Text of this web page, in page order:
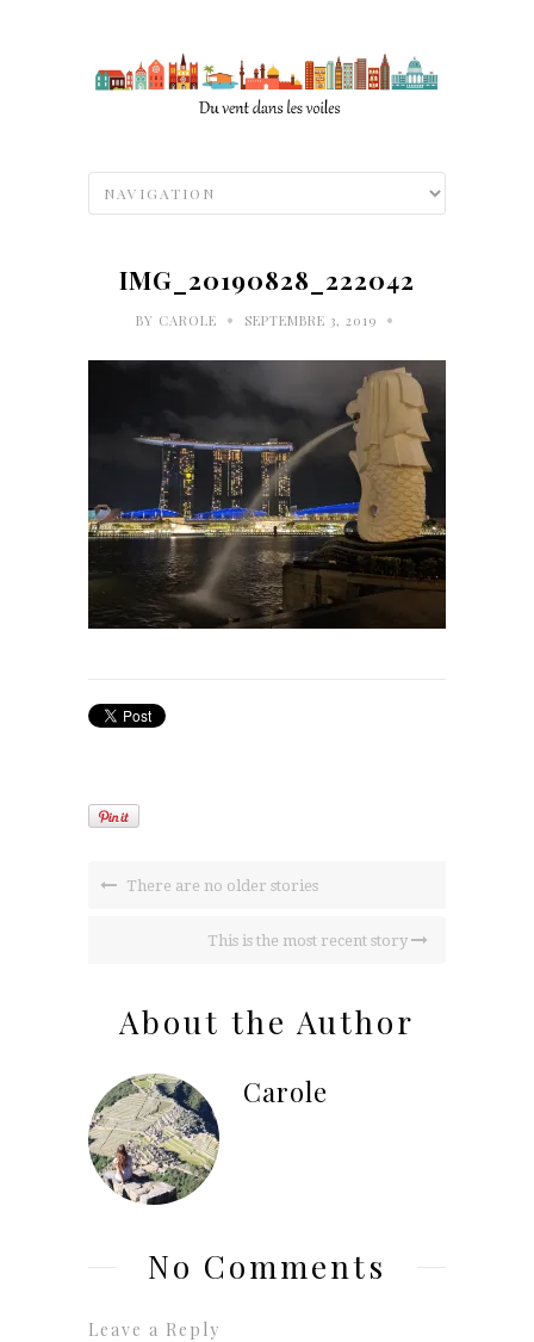
IMG_20190828_222042
BY CAROLE • SEPTEMBRE 3, 2019 •
There are no older stories
This is the most recent story
About the Author
Carole
No Comments
Leave a Reply